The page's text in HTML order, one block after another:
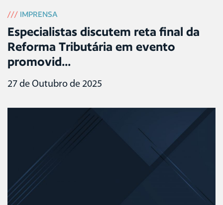
/// IMPRENSA
Especialistas discutem reta final da
Reforma Tributária em evento
promovid...
27 de Outubro de 2025